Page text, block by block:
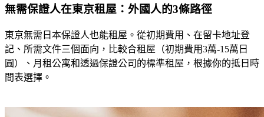
無需保證人在東京租屋：外國人的3條路徑
東京無需日本保證人也能租屋。從初期費用、在留卡地址登
記、所需文件三個面向，比較合租屋（初期費用3萬-15萬日
圓）、月租公寓和透過保證公司的標準租屋，根據你的抵日時
間表選擇。